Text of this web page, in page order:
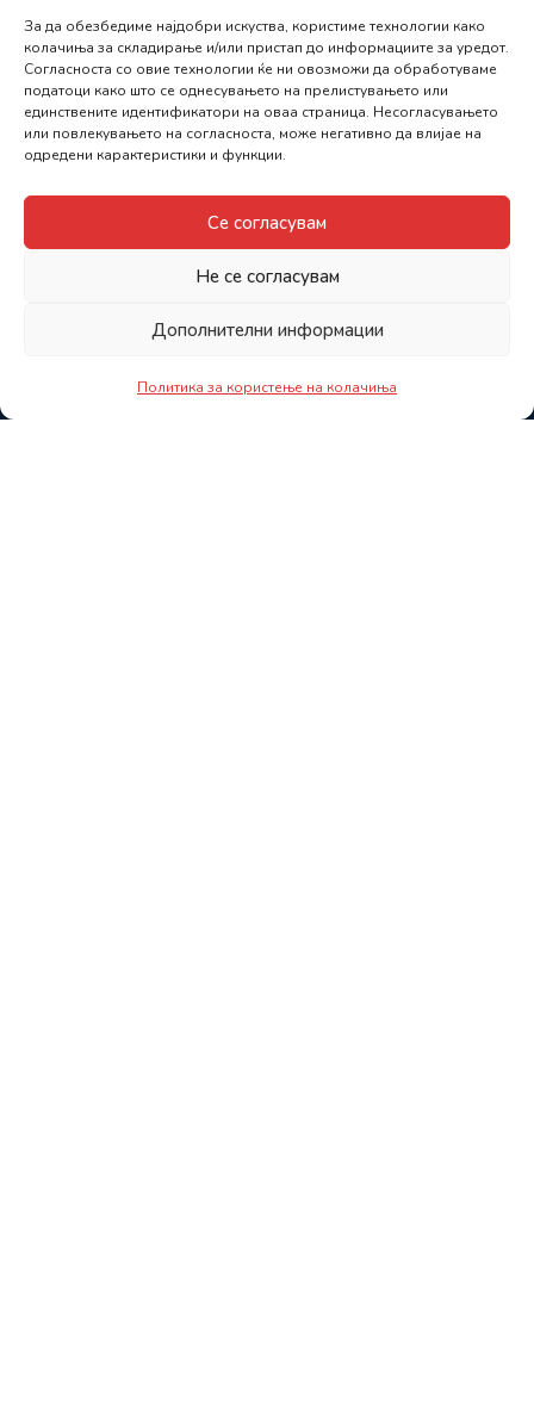
За да обезбедиме најдобри искуства, користиме технологии како
колачиња за складирање и/или пристап до информациите за уредот.
Согласноста со овие технологии ќе ни овозможи да обработуваме
податоци како што се однесувањето на прелистувањето или
единствените идентификатори на оваа страница. Несогласувањето
или повлекувањето на согласноста, може негативно да влијае на
одредени карактеристики и функции.
Се согласувам
Не се согласувам
Дополнителни информации
Политика за користење на колачиња